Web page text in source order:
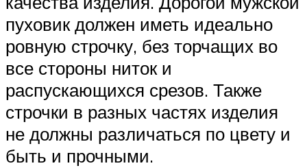
пуховик должен иметь идеально
ровную строчку, без торчащих во
все стороны ниток и
распускающихся срезов. Также
строчки в разных частях изделия
не должны различаться по цвету и
быть и прочными.